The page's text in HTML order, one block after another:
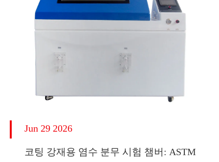
Jun 29 2026
코팅 강재용 염수 분무 시험 챔버: ASTM